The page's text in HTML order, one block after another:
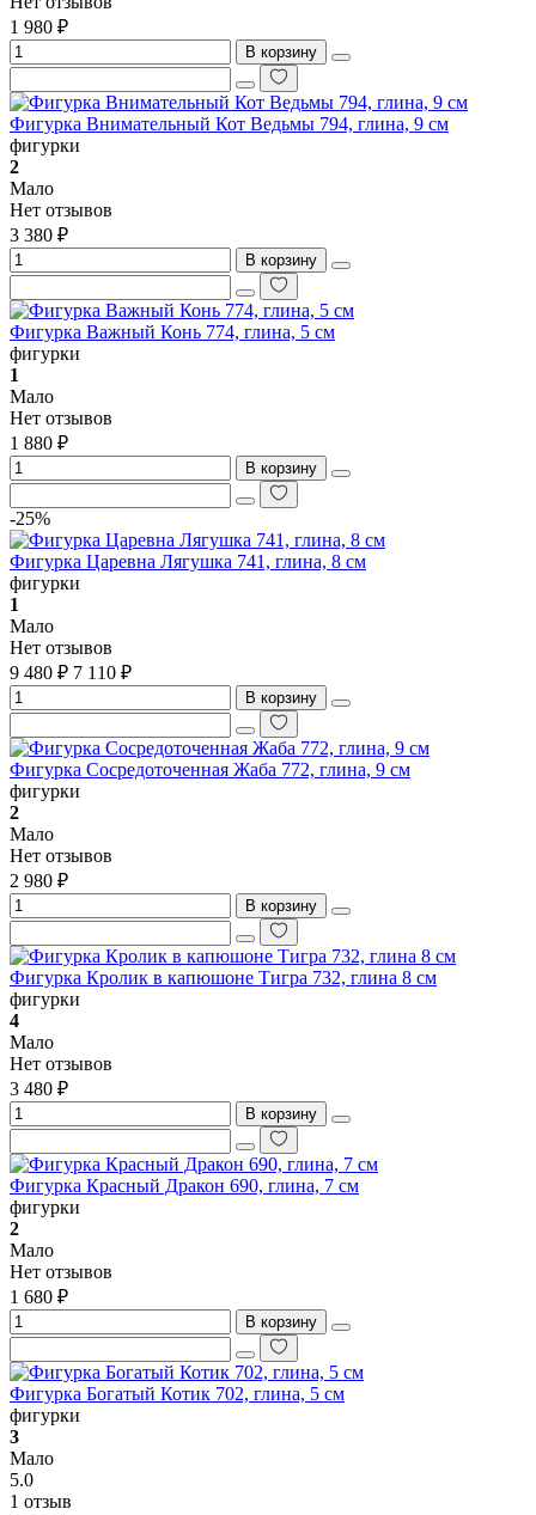
1 980 ₽
В корзину
Фигурка Внимательный Кот Ведьмы 794, глина, 9 см
фигурки
2
Мало
Нет отзывов
3 380 ₽
В корзину
Фигурка Важный Конь 774, глина, 5 см
фигурки
1
Мало
Нет отзывов
1 880 ₽
В корзину
-25%
Фигурка Царевна Лягушка 741, глина, 8 см
фигурки
1
Мало
Нет отзывов
9 480 ₽ 7 110 ₽
В корзину
Фигурка Сосредоточенная Жаба 772, глина, 9 см
фигурки
2
Мало
Нет отзывов
2 980 ₽
В корзину
Фигурка Кролик в капюшоне Тигра 732, глина 8 см
фигурки
4
Мало
Нет отзывов
3 480 ₽
В корзину
Фигурка Красный Дракон 690, глина, 7 см
фигурки
2
Мало
Нет отзывов
1 680 ₽
В корзину
Фигурка Богатый Котик 702, глина, 5 см
фигурки
3
Мало
5.0
1 отзыв